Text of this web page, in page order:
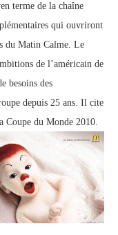
terme de la chaîne
qui ouvriront
du Matin Calme. Le
de l’américain de
besoins des
depuis 25 ans. Il cite
Coupe du Monde 2010.